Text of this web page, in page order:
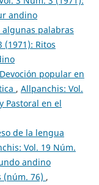
andino
algunas palabras
(1971): Ritos
popular en
, Allpanchis: Vol.
Pastoral en el
de la lengua
Vol. 19 Núm.
andino
(núm. 76) ,